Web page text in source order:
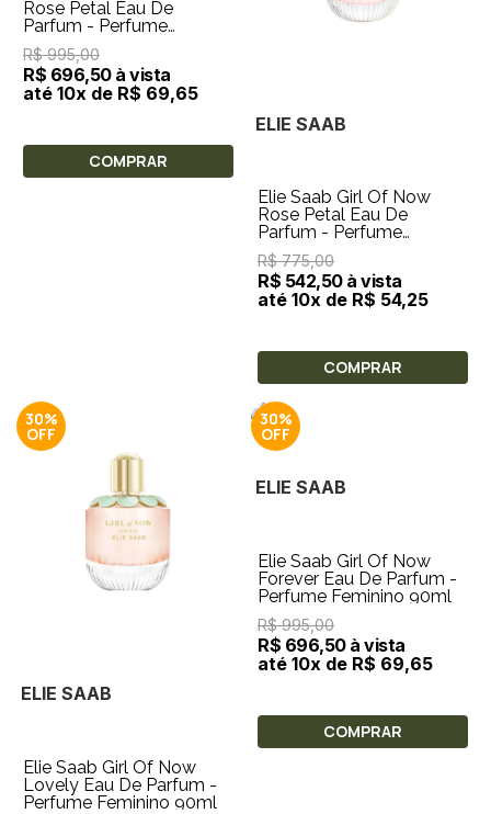
Rose Petal Eau De
Parfum - Perfume
Feminino 90ml
R$ 995,00
R$ 696,50 à vista
até 10x de R$ 69,65
COMPRAR
ELIE SAAB
Elie Saab Girl Of Now
Rose Petal Eau De
Parfum - Perfume
Feminino 50ml
R$ 775,00
R$ 542,50 à vista
até 10x de R$ 54,25
COMPRAR
30%
ELIE SAAB
Elie Saab Girl Of Now
Lovely Eau De Parfum -
Perfume Feminino 90ml
30%
ELIE SAAB
Elie Saab Girl Of Now
Forever Eau De Parfum -
Perfume Feminino 90ml
R$ 995,00
R$ 696,50 à vista
até 10x de R$ 69,65
COMPRAR